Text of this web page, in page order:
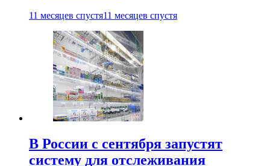
11 месяцев спустя11 месяцев спустя
В России с сентября запустят
систему для отслеживания